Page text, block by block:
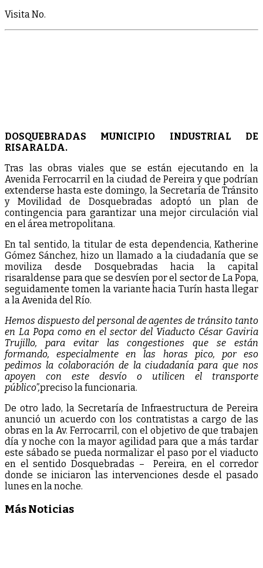
Visita No.
DOSQUEBRADAS MUNICIPIO INDUSTRIAL DE
RISARALDA.
Tras las obras viales que se están ejecutando en la
Avenida Ferrocarril en la ciudad de Pereira y que podrían
extenderse hasta este domingo, la Secretaría de Tránsito
y Movilidad de Dosquebradas adoptó un plan de
contingencia para garantizar una mejor circulación vial
en el área metropolitana.
En tal sentido, la titular de esta dependencia, Katherine
Gómez Sánchez, hizo un llamado a la ciudadanía que se
moviliza desde Dosquebradas hacia la capital
risaraldense para que se desvíen por el sector de La Popa,
seguidamente tomen la variante hacia Turín hasta llegar
a la Avenida del Río.
Hemos dispuesto del personal de agentes de tránsito tanto
en La Popa como en el sector del Viaducto César Gaviria
Trujillo, para evitar las congestiones que se están
formando, especialmente en las horas pico, por eso
pedimos la colaboración de la ciudadanía para que nos
apoyen con este desvío o utilicen el transporte
público”,preciso la funcionaria.
De otro lado, la Secretaría de Infraestructura de Pereira
anunció un acuerdo con los contratistas a cargo de las
obras en la Av. Ferrocarril, con el objetivo de que trabajen
día y noche con la mayor agilidad para que a más tardar
este sábado se pueda normalizar el paso por el viaducto
en el sentido Dosquebradas – Pereira, en el corredor
donde se iniciaron las intervenciones desde el pasado
lunes en la noche.
Más Noticias